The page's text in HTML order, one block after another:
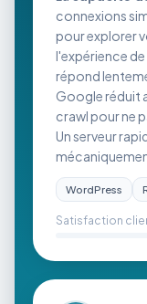
connexions
pour explorer
l'expérience
répond
Google réduit
crawl pour ne
Un serveur
WordPress
Satisfaction